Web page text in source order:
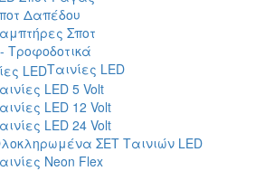
Δαπέδου
Σποτ
Τροφοδοτικά
Ταινίες LED
LED 5 Volt
LED 12 Volt
LED 24 Volt
ΣΕΤ Ταινιών LED
Neon Flex